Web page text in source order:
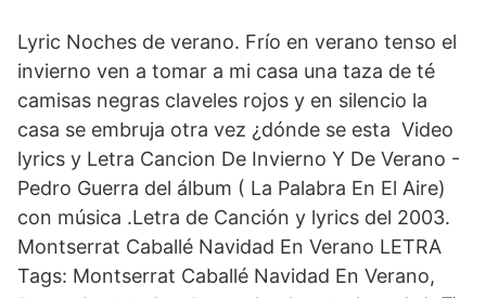
Lyric Noches de verano. Frío en verano tenso el
invierno ven a tomar a mi casa una taza de té
camisas negras claveles rojos y en silencio la
casa se embruja otra vez ¿dónde se esta Video
lyrics y Letra Cancion De Invierno Y De Verano -
Pedro Guerra del álbum ( La Palabra En El Aire)
con música .Letra de Canción y lyrics del 2003.
Montserrat Caballé Navidad En Verano LETRA
Tags: Montserrat Caballé Navidad En Verano,